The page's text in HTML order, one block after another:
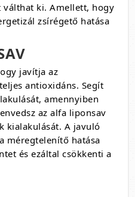
ki. Amellett, hogy
zsírégető hatása
javítja az
antioxidáns. Segít
amennyiben
az alfa liponsav
kialakulását. A javuló
méregtelenítő hatása
és ezáltal csökkenti a